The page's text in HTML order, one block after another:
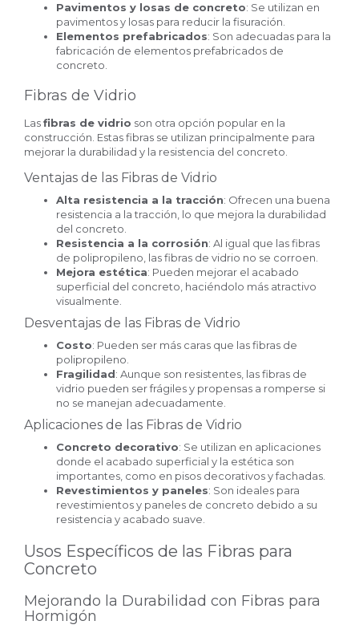
Pavimentos y losas de concreto: Se utilizan en
pavimentos y losas para reducir la fisuración.
Elementos prefabricados: Son adecuadas para la
fabricación de elementos prefabricados de
concreto.
Fibras de Vidrio
Lasfibras de vidrio son otra opción popular en la
construcción. Estas fibras se utilizan principalmente para
mejorar la durabilidad y la resistencia del concreto.
Ventajas de las Fibras de Vidrio
Alta resistencia a la tracción: Ofrecen una buena
resistencia a la tracción, lo que mejora la durabilidad
del concreto.
Resistencia a la corrosión: Al igual que las fibras
de polipropileno, las fibras de vidrio no se corroen.
Mejora estética: Pueden mejorar el acabado
superficial del concreto, haciéndolo más atractivo
visualmente.
Desventajas de las Fibras de Vidrio
Costo: Pueden ser más caras que las fibras de
polipropileno.
Fragilidad: Aunque son resistentes, las fibras de
vidrio pueden ser frágiles y propensas a romperse si
no se manejan adecuadamente.
Aplicaciones de las Fibras de Vidrio
Concreto decorativo: Se utilizan en aplicaciones
donde el acabado superficial y la estética son
importantes, como en pisos decorativos y fachadas.
Revestimientos y paneles: Son ideales para
revestimientos y paneles de concreto debido a su
resistencia y acabado suave.
Usos Específicos de las Fibras para
Concreto
Mejorando la Durabilidad con Fibras para
Hormigón